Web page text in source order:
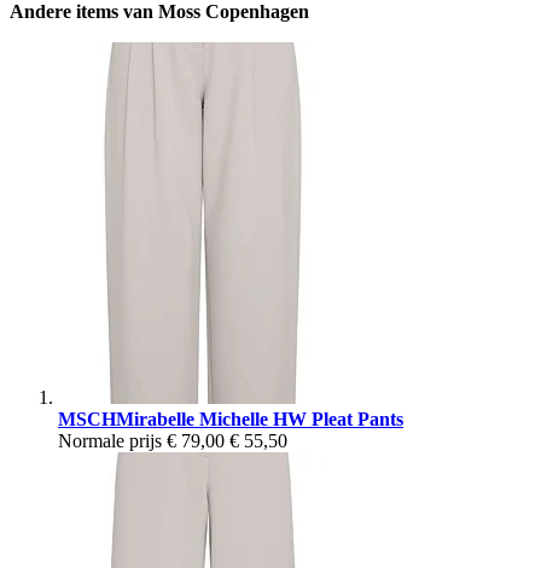
Andere items van Moss Copenhagen
MSCHMirabelle Michelle HW Pleat Pants
Normale prijs € 79,00 € 55,50